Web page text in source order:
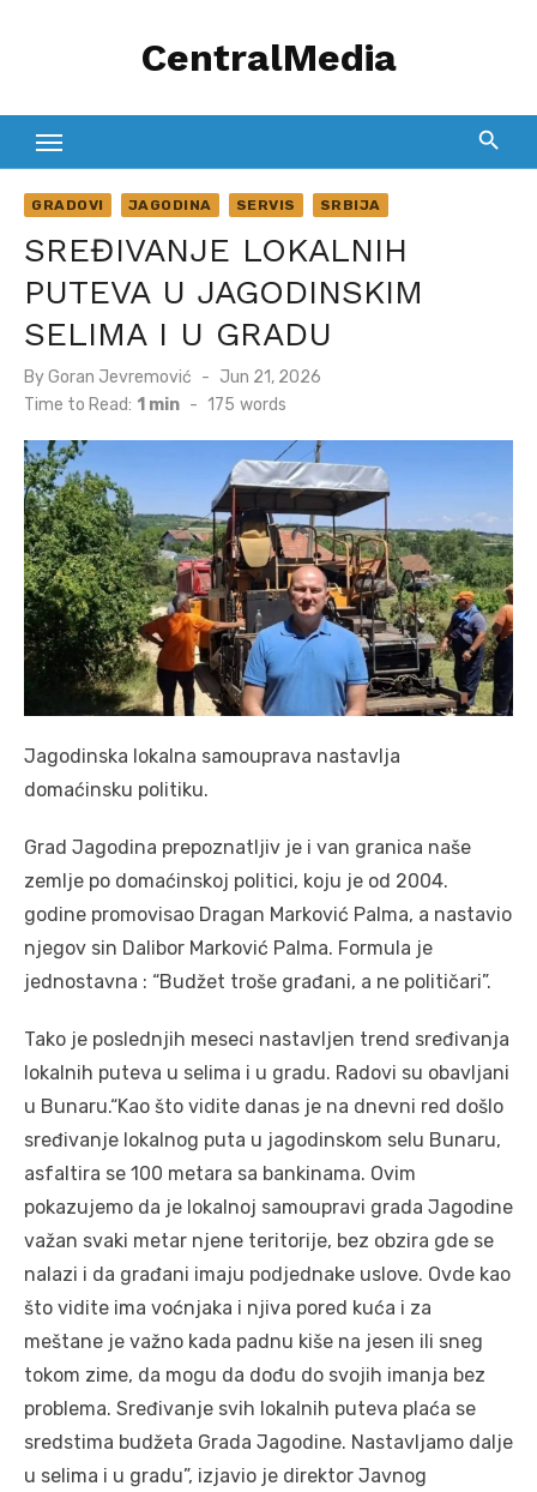
CentralMedia
GRADOVI JAGODINA SERVIS SRBIJA
SREĐIVANJE LOKALNIH
PUTEVA U JAGODINSKIM
SELIMA I U GRADU
ByGoran Jevremović
Posted
on
Jun 21, 2026
Time to Read: 1 min - 175 words
Jagodinska lokalna samouprava nastavlja
domaćinsku politiku.
Grad Jagodina prepoznatljiv je i van granica naše
zemlje po domaćinskoj politici, koju je od 2004.
godine promovisao Dragan Marković Palma, a nastavio
njegov sin Dalibor Marković Palma. Formula je
jednostavna : “Budžet troše građani, a ne političari”.
Tako je poslednjih meseci nastavljen trend sređivanja
lokalnih puteva u selima i u gradu. Radovi su obavljani
u Bunaru.“Kao što vidite danas je na dnevni red došlo
sređivanje lokalnog puta u jagodinskom selu Bunaru,
asfaltira se 100 metara sa bankinama. Ovim
pokazujemo da je lokalnoj samoupravi grada Jagodine
važan svaki metar njene teritorije, bez obzira gde se
nalazi i da građani imaju podjednake uslove. Ovde kao
što vidite ima voćnjaka i njiva pored kuća i za
meštane je važno kada padnu kiše na jesen ili sneg
tokom zime, da mogu da dođu do svojih imanja bez
problema. Sređivanje svih lokalnih puteva plaća se
sredstima budžeta Grada Jagodine. Nastavljamo dalje
u selima i u gradu”, izjavio je direktor Javnog